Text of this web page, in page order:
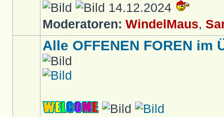
14.12.2024
Moderatoren: WindelMaus,
Alle OFFENEN FOREN im